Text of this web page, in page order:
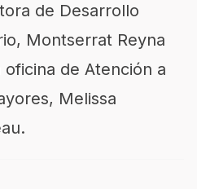
de Desarrollo
Montserrat Reyna
de Atención a
Melissa